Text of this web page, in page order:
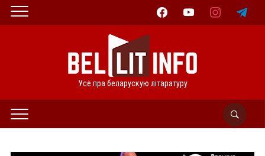
facebookyoutube instagramtelegram
Усё пра беларускую літаратуру